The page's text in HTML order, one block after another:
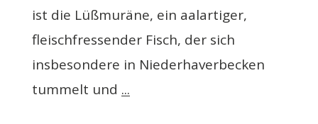
ist die Lüßmuräne, ein aalartiger,
fleischfressender Fisch, der sich
insbesondere in Niederhaverbecken
tummelt und ...